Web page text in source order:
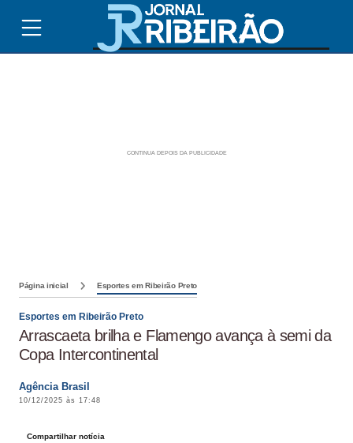
Página inicial Esportes em Ribeirão Preto
Esportes em Ribeirão Preto
Arrascaeta brilha e Flamengo avança à semi da
Copa Intercontinental
Agência Brasil
10/12/2025 às 17:48
Compartilhar notícia